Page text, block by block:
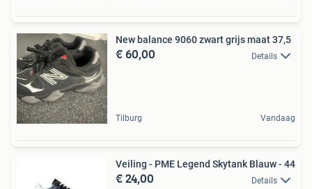
New balance 9060 zwart grijs maat 37,5
€ 60,00 Details
Tilburg Vandaag
Veiling - PME Legend Skytank Blauw - 44
€ 24,00 Details